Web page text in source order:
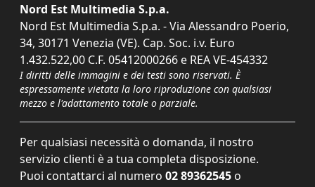
Nord Est Multimedia S.p.a.
Nord Est Multimedia S.p.a. - Via Alessandro Poerio,
34, 30171 Venezia (VE). Cap. Soc. i.v. Euro
1.432.522,00 C.F. 05412000266 e REA VE-454332
I diritti delle immagini e dei testi sono riservati. È
espressamente vietata la loro riproduzione con qualsiasi
mezzo e l'adattamento totale o parziale.
Per qualsiasi necessità o domanda, il nostro
servizio clienti è a tua completa disposizione.
Puoi contattarci al numero 02 89362545 o